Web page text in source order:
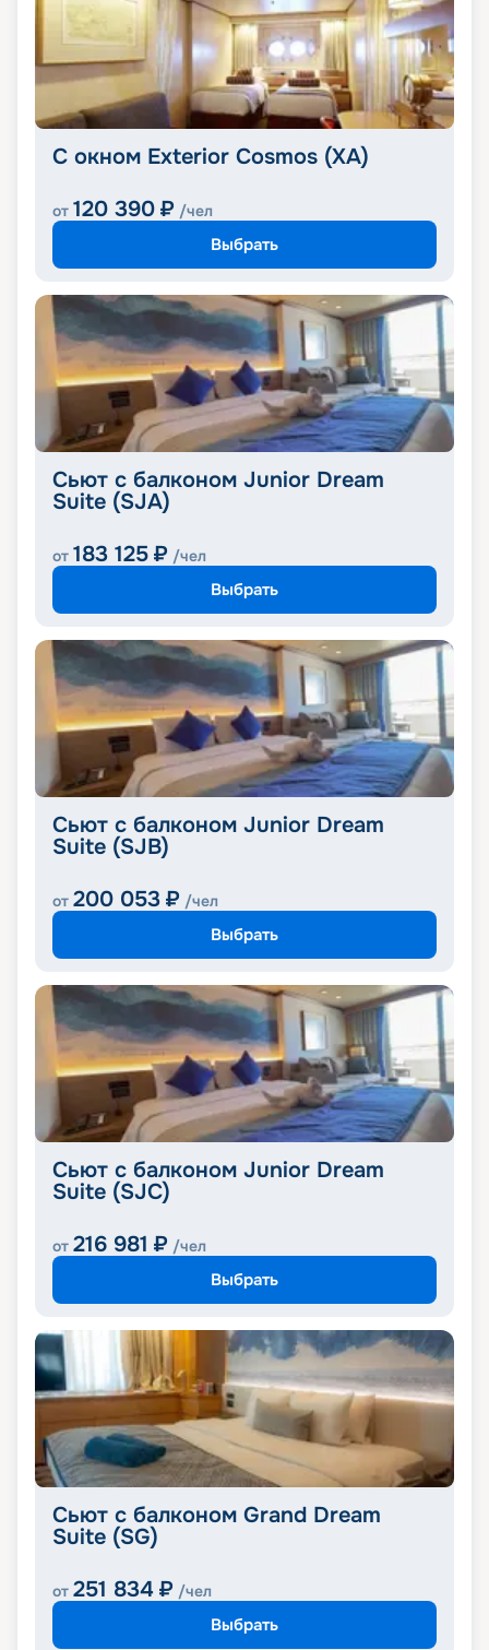
С окном Exterior Cosmos (XA)
от 120 390 ₽ /чел
Выбрать
Сьют с балконом Junior Dream
Suite (SJA)
от 183 125 ₽ /чел
Выбрать
Сьют с балконом Junior Dream
Suite (SJB)
от 200 053 ₽ /чел
Выбрать
Сьют с балконом Junior Dream
Suite (SJC)
от 216 981 ₽ /чел
Выбрать
Сьют с балконом Grand Dream
Suite (SG)
от 251 834 ₽ /чел
Выбрать